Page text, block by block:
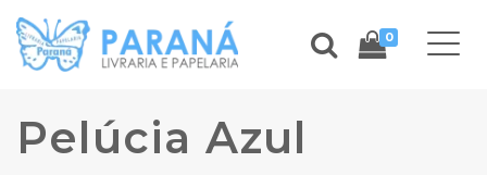
0
Pelúcia Azul